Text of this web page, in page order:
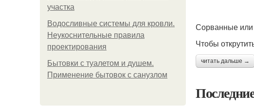
участка
Водосливные системы для кровли.
Неукоснительные правила
проектирования
Бытовки с туалетом и душем.
Применение бытовок с санузлом
Сорванные или
Чтобы
читать дальше →